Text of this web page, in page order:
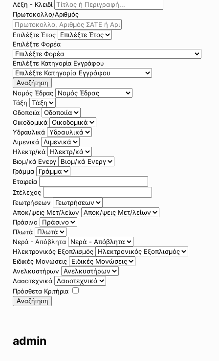
Λέξη - Κλειδί
Πρωτοκολλο/Αριθμός
Επιλέξτε Έτος
Επιλέξτε Φορέα
Επιλέξτε Κατηγορία Εγγράφου
Αναζήτηση
Νομός Έδρας
Τάξη
Οδοποιία
Οικοδομικά
Υδραυλικά
Λιμενικά
Ηλεκτρ/κά
Βιομ/κά Ενεργ
Γράμμα
Εταιρεία
Στέλεχος
Γεωτρήσεων
Αποκ/ψεις Μετ/λείων
Πράσινο
Πλωτά
Νερά - Απόβλητα
Ηλεκτρονικός Εξοπλισμός
Ειδικές Μονώσεις
Ανελκυστήρων
Δασοτεχνικά
Πρόσθετα Κριτήρια
Αναζήτηση
admin